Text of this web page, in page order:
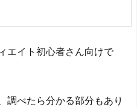
エイト初心者さん向けで
調べたら分かる部分もあり